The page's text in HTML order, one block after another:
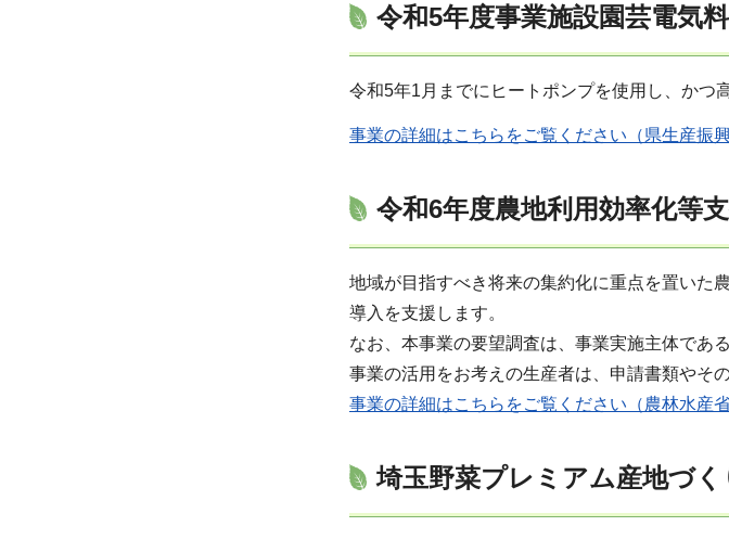
令和5年度事業施設園芸電気
令和5年1月までにヒートポンプを使用し、かつ
事業の詳細はこちらをご覧ください（県生産振
令和6年度農地利用効率化等
地域が目指すべき将来の集約化に重点を置いた
導入を支援します。
なお、本事業の要望調査は、事業実施主体であ
事業の活用をお考えの生産者は、申請書類やそ
事業の詳細はこちらをご覧ください（農林水産
埼玉野菜プレミアム産地づく